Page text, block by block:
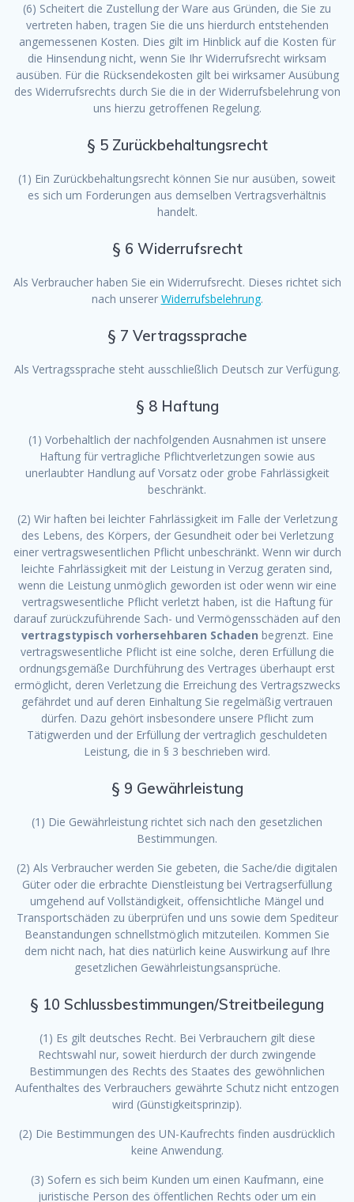
(6) Scheitert die Zustellung der Ware aus Gründen, die Sie zu
vertreten haben, tragen Sie die uns hierdurch entstehenden
angemessenen Kosten. Dies gilt im Hinblick auf die Kosten für
die Hinsendung nicht, wenn Sie Ihr Widerrufsrecht wirksam
ausüben. Für die Rücksendekosten gilt bei wirksamer Ausübung
des Widerrufsrechts durch Sie die in der Widerrufsbelehrung von
uns hierzu getroffenen Regelung.
§ 5 Zurückbehaltungsrecht
(1) Ein Zurückbehaltungsrecht können Sie nur ausüben, soweit
es sich um Forderungen aus demselben Vertragsverhältnis
handelt.
§ 6 Widerrufsrecht
Als Verbraucher haben Sie ein Widerrufsrecht. Dieses richtet sich
nach unserer Widerrufsbelehrung.
§ 7 Vertragssprache
Als Vertragssprache steht ausschließlich Deutsch zur Verfügung.
§ 8 Haftung
(1) Vorbehaltlich der nachfolgenden Ausnahmen ist unsere
Haftung für vertragliche Pflichtverletzungen sowie aus
unerlaubter Handlung auf Vorsatz oder grobe Fahrlässigkeit
beschränkt.
(2) Wir haften bei leichter Fahrlässigkeit im Falle der Verletzung
des Lebens, des Körpers, der Gesundheit oder bei Verletzung
einer vertragswesentlichen Pflicht unbeschränkt. Wenn wir durch
leichte Fahrlässigkeit mit der Leistung in Verzug geraten sind,
wenn die Leistung unmöglich geworden ist oder wenn wir eine
vertragswesentliche Pflicht verletzt haben, ist die Haftung für
darauf zurückzuführende Sach- und Vermögensschäden auf den
vertragstypisch vorhersehbaren Schaden begrenzt. Eine
vertragswesentliche Pflicht ist eine solche, deren Erfüllung die
ordnungsgemäße Durchführung des Vertrages überhaupt erst
ermöglicht, deren Verletzung die Erreichung des Vertragszwecks
gefährdet und auf deren Einhaltung Sie regelmäßig vertrauen
dürfen. Dazu gehört insbesondere unsere Pflicht zum
Tätigwerden und der Erfüllung der vertraglich geschuldeten
Leistung, die in § 3 beschrieben wird.
§ 9 Gewährleistung
(1) Die Gewährleistung richtet sich nach den gesetzlichen
Bestimmungen.
(2) Als Verbraucher werden Sie gebeten, die Sache/die digitalen
Güter oder die erbrachte Dienstleistung bei Vertragserfüllung
umgehend auf Vollständigkeit, offensichtliche Mängel und
Transportschäden zu überprüfen und uns sowie dem Spediteur
Beanstandungen schnellstmöglich mitzuteilen. Kommen Sie
dem nicht nach, hat dies natürlich keine Auswirkung auf Ihre
gesetzlichen Gewährleistungsansprüche.
§ 10 Schlussbestimmungen/Streitbeilegung
(1) Es gilt deutsches Recht. Bei Verbrauchern gilt diese
Rechtswahl nur, soweit hierdurch der durch zwingende
Bestimmungen des Rechts des Staates des gewöhnlichen
Aufenthaltes des Verbrauchers gewährte Schutz nicht entzogen
wird (Günstigkeitsprinzip).
(2) Die Bestimmungen des UN-Kaufrechts finden ausdrücklich
keine Anwendung.
(3) Sofern es sich beim Kunden um einen Kaufmann, eine
juristische Person des öffentlichen Rechts oder um ein